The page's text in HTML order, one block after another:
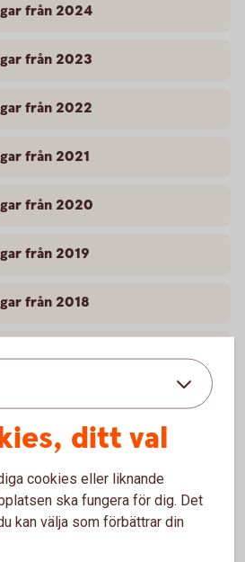
från 2024
från 2023
från 2022
från 2021
från 2020
från 2019
från 2018
från 2016
ditt val
cookies eller liknande
ska fungera för dig. Det
kan välja som förbättrar din